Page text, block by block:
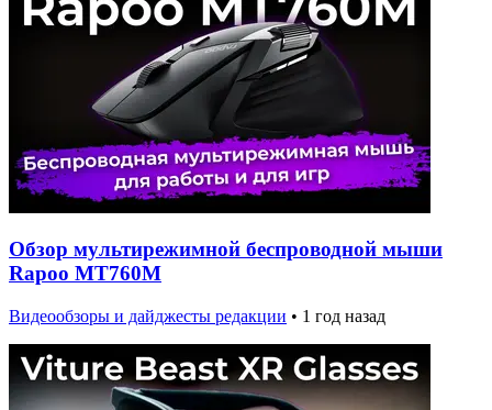
Обзор мультирежимной беспроводной мыши
Rapoo MT760M
Видеообзоры и дайджесты редакции • 1 год назад